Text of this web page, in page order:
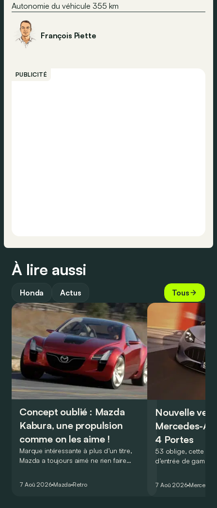
Autonomie du véhicule 355 km
François Piette
PUBLICITÉ
À lire aussi
Honda Actus Tous
Concept oublié : Mazda
Kabura, une propulsion
comme on les aime !
Marque intéressante à plus d’un titre,
Mazda a toujours aimé ne rien faire
de la plus belle des manières…
7 Aoû 2026 Mazda Retro
Nouvelle
Mercedes-
4 Portes
53 oblige, cette
d’entrée de
moins…
7 Aoû 2026 Mercedes